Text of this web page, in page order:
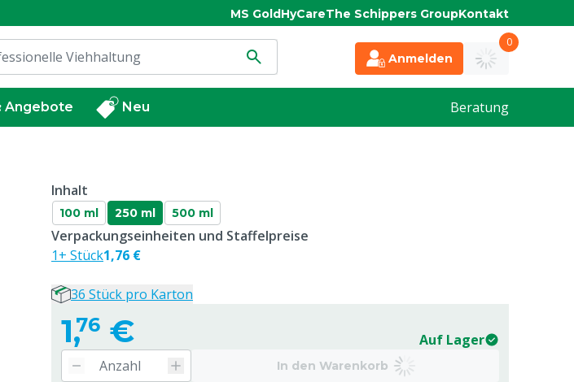
MS GoldHyCareThe Schippers GroupKontakt
Anmelden
0
Angebote Neu Beratung
Inhalt
100 ml 250 ml 500 ml
1,76 € Auf Lager
In den Warenkorb
Verpackungseinheiten und Staffelpreise
1+ Stück1,76 €
36 Stück pro Karton